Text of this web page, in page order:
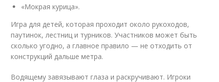
«Мокрая курица».
Игра для детей, которая проходит около рукоходов,
паутинок, лестниц и турников. Участников может быть
сколько угодно, а главное правило — не отходить от
конструкций дальше метра.
Водящему завязывают глаза и раскручивают. Игроки